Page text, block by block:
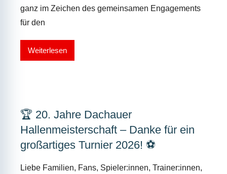
ganz im Zeichen des gemeinsamen Engagements
für den
Weiterlesen
🏆 20. Jahre Dachauer
Hallenmeisterschaft – Danke für ein
großartiges Turnier 2026! ⚽
Liebe Familien, Fans, Spieler:innen, Trainer:innen,